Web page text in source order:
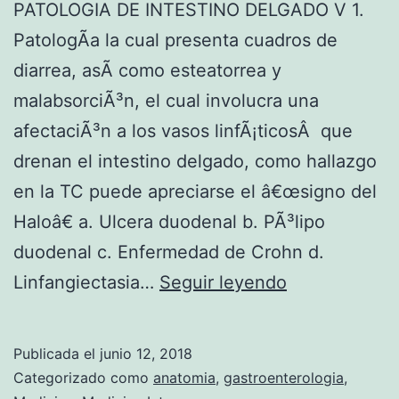
E
A
I
C
O
S
M
A
N
PATOLOGIA DE INTESTINO DELGADO V 1.
PatologÃ­a la cual presenta cuadros de
diarrea, asÃ­ como esteatorrea y
malabsorciÃ³n, el cual involucra una
afectaciÃ³n a los vasos linfÃ¡ticosÂ que
drenan el intestino delgado, como hallazgo
en la TC puede apreciarse el â€œsigno del
Haloâ€ a. Ulcera duodenal b. PÃ³lipo
duodenal c. Enfermedad de Crohn d.
Linfangiectasia… Seguir leyendo
O
Publicada el junio 12, 2018
Categorizado como anatomia, gastroenterologia,